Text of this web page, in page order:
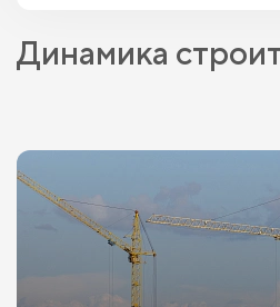
Динамика